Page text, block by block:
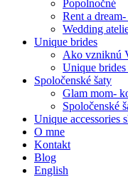
Popolnočné
Rent a
Wedding
Unique brides
Ako vzniknú
Unique brides
Spoločenské šaty
Glam mom-
Spoločenské
Unique accessories
O mne
Kontakt
Blog
English